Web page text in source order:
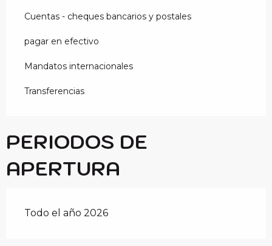
Cuentas - cheques bancarios y postales
pagar en efectivo
Mandatos internacionales
Transferencias
PERIODOS DE
APERTURA
Todo el año 2026